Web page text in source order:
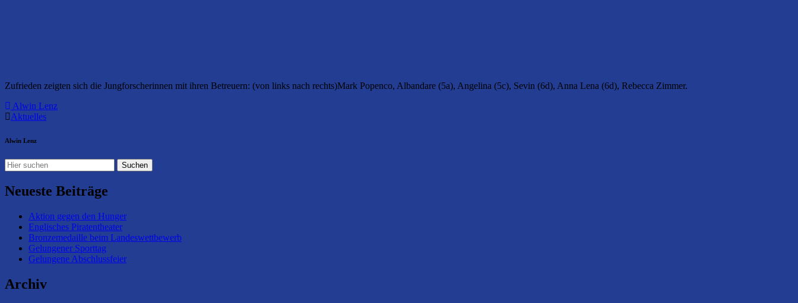
Zufrieden zeigten sich die Jungforscherinnen mit ihren Betreuern: (von links nach rechts)Mark Popenco, Albandare (5a), Angelina (5c), Sevin (6d), Anna Lena (6d), Rebecca Zimmer.
Alwin Lenz
Aktuelles
Alwin Lenz
Neueste Beiträge
Aktion gegen den Hunger
Englisches Piratentheater
Bronzemedaille beim Landeswettbewerb
Gelungener Sporttag
Gelungene Abschlussfeier
Archiv